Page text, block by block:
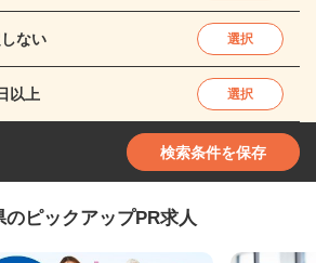
ない 選択
以上 選択
検索条件を保存
のピックアップPR求人